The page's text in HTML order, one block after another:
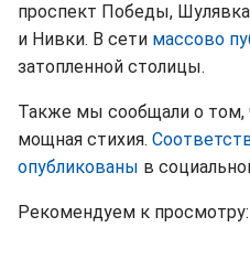
проспект Победы,
и Нивки. В сети массово
затопленной столицы.
Также мы сообщали о том,
мощная стихия.
опубликованы в
Рекомендуем к просмотру: